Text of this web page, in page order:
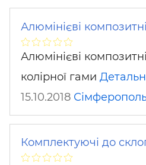
Алюмінієві
Алюмінієві
колірної гами
15.10.2018
Комплектуючі до